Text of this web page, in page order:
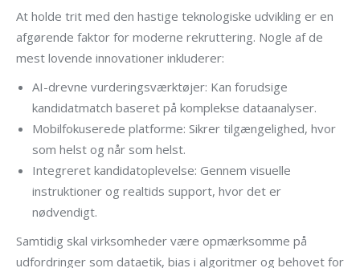
At holde trit med den hastige teknologiske udvikling er en
afgørende faktor for moderne rekruttering. Nogle af de
mest lovende innovationer inkluderer:
AI-drevne vurderingsværktøjer: Kan forudsige
kandidatmatch baseret på komplekse dataanalyser.
Mobilfokuserede platforme: Sikrer tilgængelighed, hvor
som helst og når som helst.
Integreret kandidatoplevelse: Gennem visuelle
instruktioner og realtids support, hvor det er
nødvendigt.
Samtidig skal virksomheder være opmærksomme på
udfordringer som dataetik, bias i algoritmer og behovet for